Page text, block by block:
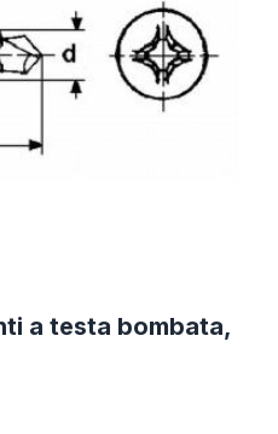
a testa bombata,